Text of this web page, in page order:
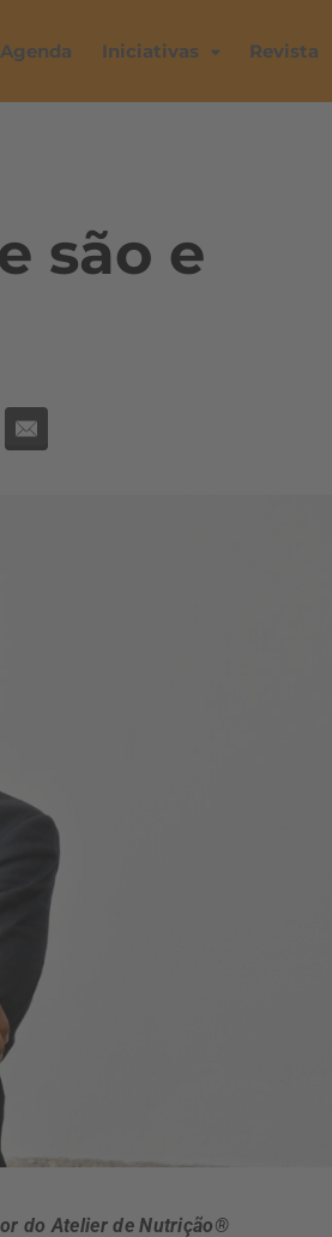
Agenda Iniciativas Revista
são e
do Atelier de Nutrição®